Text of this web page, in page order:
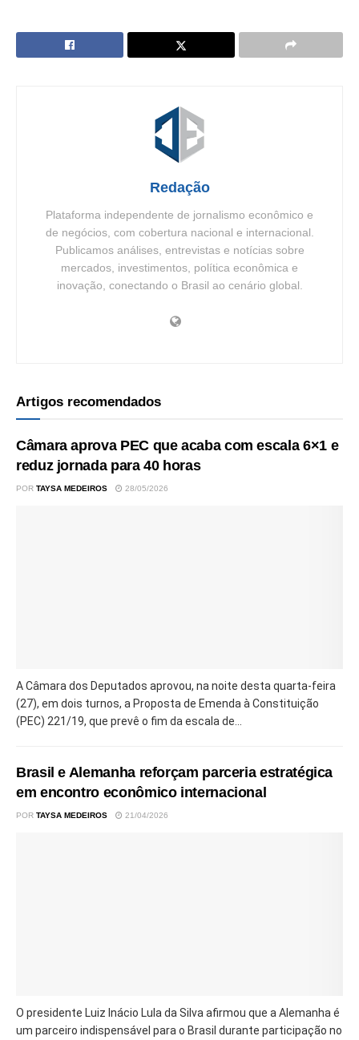
Redação
Plataforma independente de jornalismo econômico e
de negócios, com cobertura nacional e internacional.
Publicamos análises, entrevistas e notícias sobre
mercados, investimentos, política econômica e
inovação, conectando o Brasil ao cenário global.
Artigos recomendados
Câmara aprova PEC que acaba com escala 6×1 e
reduz jornada para 40 horas
POR TAYSA MEDEIROS 28/05/2026
A Câmara dos Deputados aprovou, na noite desta quarta-feira
(27), em dois turnos, a Proposta de Emenda à Constituição
(PEC) 221/19, que prevê o fim da escala de...
Brasil e Alemanha reforçam parceria estratégica
em encontro econômico internacional
POR TAYSA MEDEIROS 21/04/2026
O presidente Luiz Inácio Lula da Silva afirmou que a Alemanha é
um parceiro indispensável para o Brasil durante participação no